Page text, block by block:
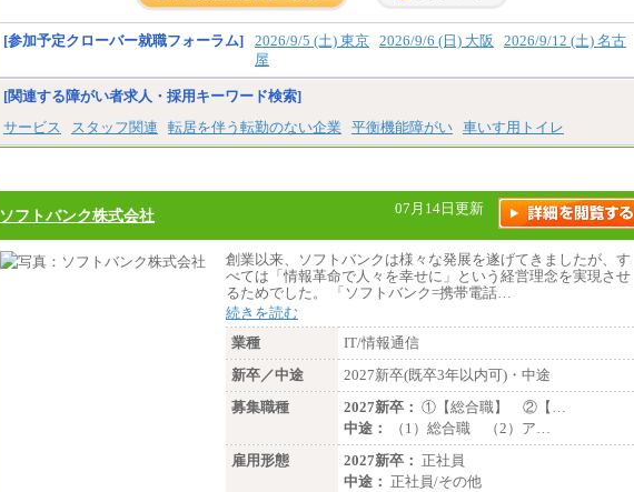
[参加予定クローバー就職フォーラム] 2026/9/5 (土) 東京 2026/9/6 (日) 大阪
2026/9/12 (土) 名古
屋
[関連する障がい者求人・採用キーワード検索]
サービス
スタッフ関連 転居を伴う転勤のない企業 平衡機能障がい 車いす用トイレ
ソフトバンク株式会社 07月14日更新
創業以来、ソフトバンクは様々な発展を遂げてきましたが、す
べては「情報革命で人々を幸せに」という経営理念を実現させ
るためでした。 「ソフトバンク=携帯電話…
続きを読む
業種
IT/情報通信
新卒／中途
2027新卒(既卒3年以内可)・中途
募集職種
2027新卒： ①【総合職】 ②【…
中途：
（1）総合職 （2）ア…
雇用形態
2027新卒： 正社員
中途： 正社員/その他